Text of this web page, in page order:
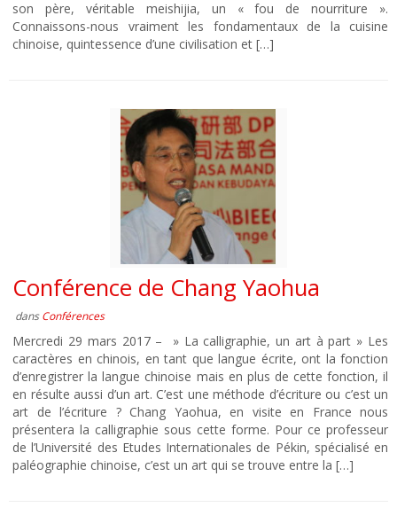
son père, véritable meishijia, un « fou de nourriture ».
Connaissons-nous vraiment les fondamentaux de la cuisine
chinoise, quintessence d’une civilisation et […]
Conférence de Chang Yaohua
dansConférences
Mercredi 29 mars 2017 – » La calligraphie, un art à part » Les
caractères en chinois, en tant que langue écrite, ont la fonction
d’enregistrer la langue chinoise mais en plus de cette fonction, il
en résulte aussi d’un art. C’est une méthode d’écriture ou c’est un
art de l’écriture ? Chang Yaohua, en visite en France nous
présentera la calligraphie sous cette forme. Pour ce professeur
de l’Université des Etudes Internationales de Pékin, spécialisé en
paléographie chinoise, c’est un art qui se trouve entre la […]